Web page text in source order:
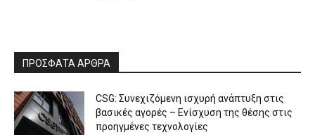
ΠΡΟΣΦΑΤΑ ΑΡΘΡΑ
CSG: Συνεχιζόμενη ισχυρή ανάπτυξη στις
βασικές αγορές – Ενίσχυση της θέσης στις
προηγμένες τεχνολογίες